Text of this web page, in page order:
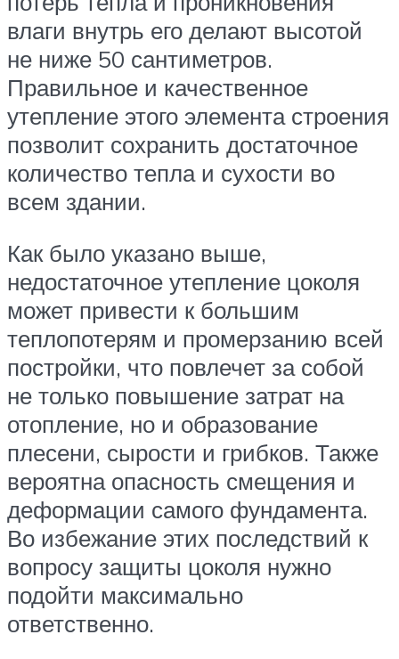
влаги внутрь его делают высотой
не ниже 50 сантиметров.
Правильное и качественное
утепление этого элемента строения
позволит сохранить достаточное
количество тепла и сухости во
всем здании.
Как было указано выше,
недостаточное утепление цоколя
может привести к большим
теплопотерям и промерзанию всей
постройки, что повлечет за собой
не только повышение затрат на
отопление, но и образование
плесени, сырости и грибков. Также
вероятна опасность смещения и
деформации самого фундамента.
Во избежание этих последствий к
вопросу защиты цоколя нужно
подойти максимально
ответственно.